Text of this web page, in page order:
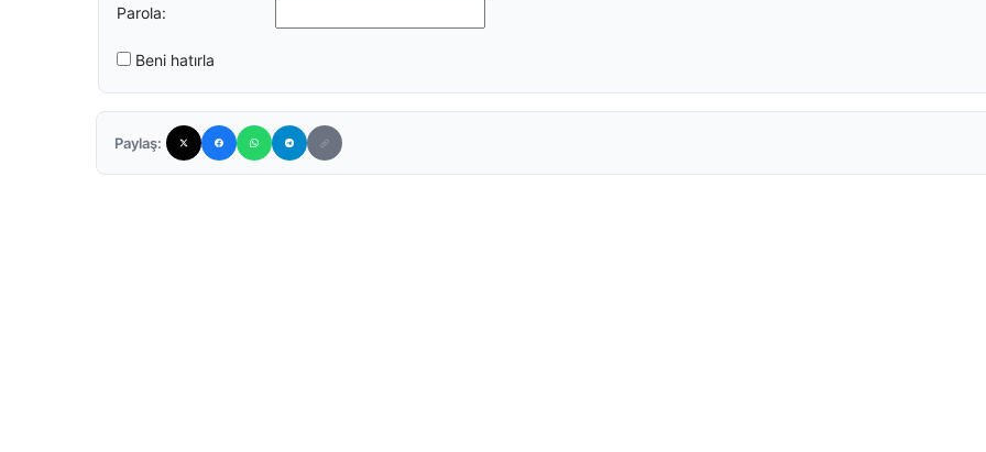
Parola:
Beni hatırla
Paylaş: